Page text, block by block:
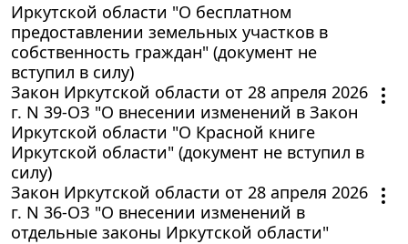
Иркутской области "О бесплатном
предоставлении земельных участков в
собственность граждан" (документ не
вступил в силу)
Закон Иркутской области от 28 апреля 2026
г. N 39-ОЗ "О внесении изменений в Закон
Иркутской области "О Красной книге
Иркутской области" (документ не вступил в
силу)
Закон Иркутской области от 28 апреля 2026
г. N 36-ОЗ "О внесении изменений в
отдельные законы Иркутской области"